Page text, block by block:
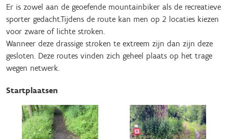
Er is zowel aan de geoefende mountainbiker als de recreatieve
sporter gedacht.Tijdens de route kan men op 2 locaties kiezen
voor zware of lichte stroken.
Wanneer deze drassige stroken te extreem zijn dan zijn deze
gesloten. Deze routes vinden zich geheel plaats op het trage
wegen netwerk.
Startplaatsen